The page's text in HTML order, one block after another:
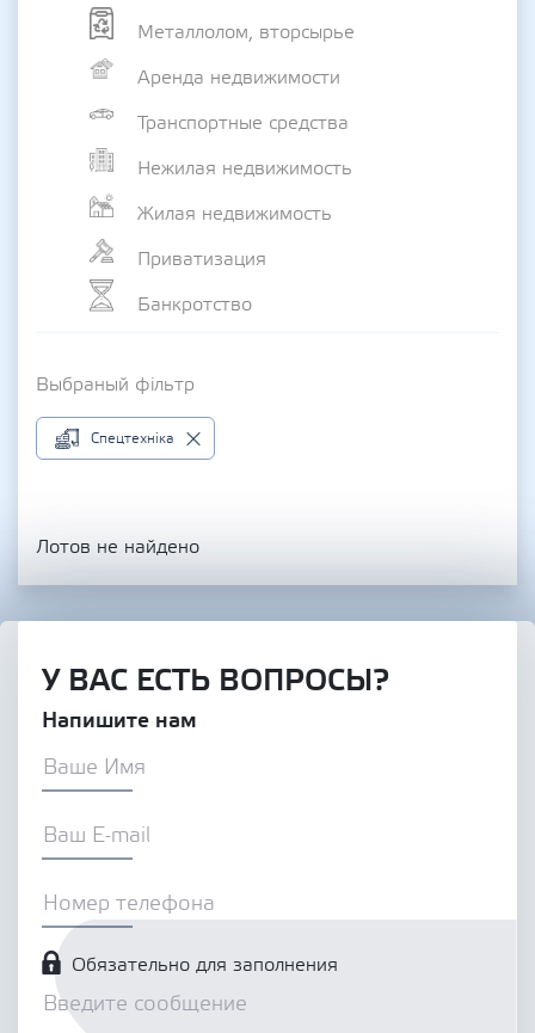
Металлолом, вторсырье
Аренда недвижимости
Транспортные средства
Нежилая недвижимость
Жилая недвижимость
Приватизация
Банкротство
Выбраный фільтр
Спецтехніка
Лотов не найдено
У ВАС ЕСТЬ ВОПРОСЫ?
Напишите нам
Обязательно для заполнения